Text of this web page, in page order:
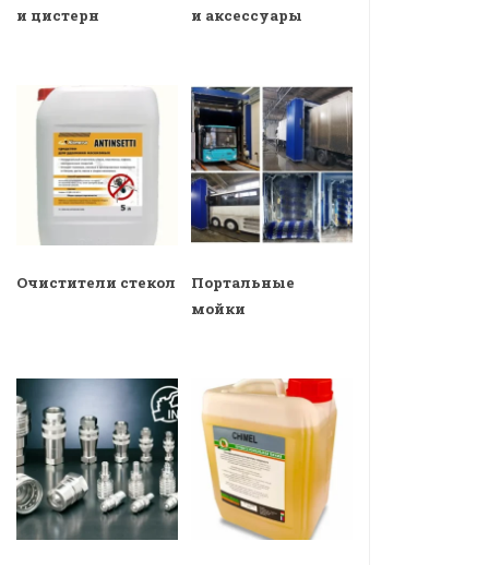
и цистерн
и аксессуары
Очистители стекол
Портальные
мойки